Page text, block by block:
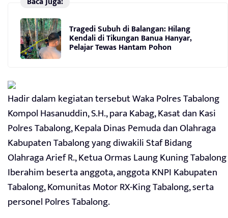
Tragedi Subuh di Balangan: Hilang
Kendali di Tikungan Banua Hanyar,
Pelajar Tewas Hantam Pohon
Hadir dalam kegiatan tersebut Waka Polres Tabalong
Kompol Hasanuddin, S.H., para Kabag, Kasat dan Kasi
Polres Tabalong, Kepala Dinas Pemuda dan Olahraga
Kabupaten Tabalong yang diwakili Staf Bidang
Olahraga Arief R., Ketua Ormas Laung Kuning Tabalong
Iberahim beserta anggota, anggota KNPI Kabupaten
Tabalong, Komunitas Motor RX-King Tabalong, serta
personel Polres Tabalong.